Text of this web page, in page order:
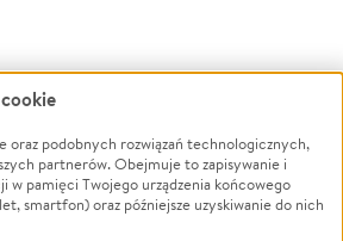
Powódź
Wichura
NGO
oraz podobnych rozwiązań technologicznych,
partnerów. Obejmuje to zapisywanie i
w pamięci Twojego urządzenia końcowego
smartfon) oraz późniejsze uzyskiwanie do nich